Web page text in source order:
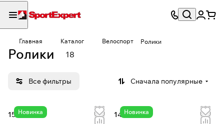
Главная Каталог Велоспорт Ролики
Ролики 18
Все фильтры Сначала популярные
Новинка
15 140 сом
Новинка
14 060 сом